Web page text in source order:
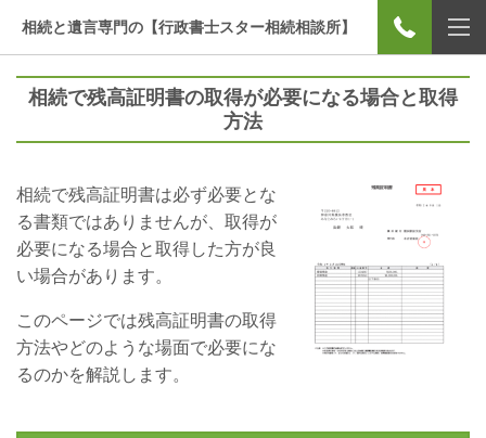
相続と遺言専門の【行政書士スター相続相談所】
相続で残高証明書の取得が必要になる場合と取得
方法
相続で残高証明書は必ず必要とな
る書類ではありませんが、取得が
必要になる場合と取得した方が良
い場合があります。
このページでは残高証明書の取得
方法やどのような場面で必要にな
るのかを解説します。